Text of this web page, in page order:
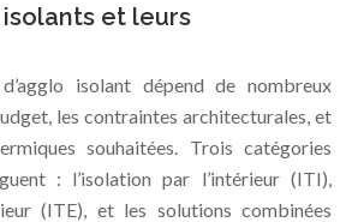
isolants et leurs
isolant dépend de nombreux
les contraintes architecturales, et
souhaitées. Trois catégories
: l’isolation par l’intérieur (ITI),
(ITE), et les solutions combinées